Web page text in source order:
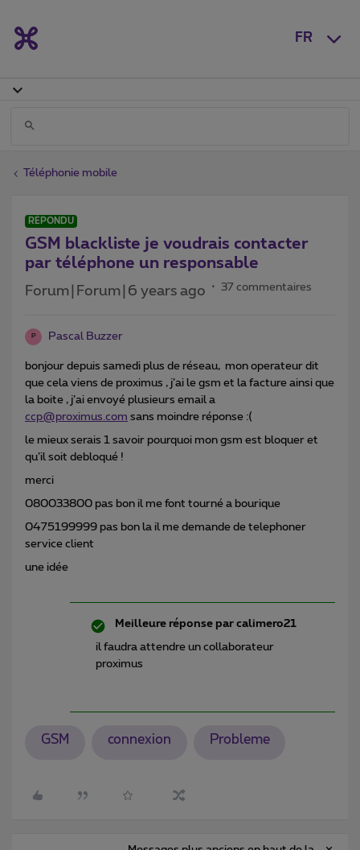
FR
Téléphonie mobile
RÉPONDU
GSM blackliste je voudrais contacter
par téléphone un responsable
Forum|Forum|6 years ago 37 commentaires
P Pascal Buzzer
bonjour depuis samedi plus de réseau, mon operateur dit
que cela viens de proximus , j’ai le gsm et la facture ainsi que
la boite , j’ai envoyé plusieurs email a
ccp@proximus.com sans moindre réponse :(
le mieux serais 1 savoir pourquoi mon gsm est bloquer et
qu’il soit debloqué !
merci
080033800 pas bon il me font tourné a bourique
0475199999 pas bon la il me demande de telephoner
service client
une idée
Meilleure réponse par calimero21
il faudra attendre un collaborateur
proximus
GSM connexion Probleme